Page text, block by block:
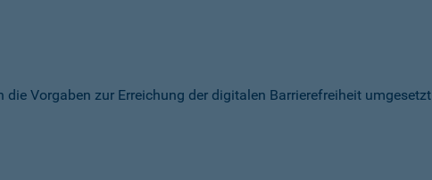
Vorgaben zur Erreichung der digitalen Barrierefreiheit